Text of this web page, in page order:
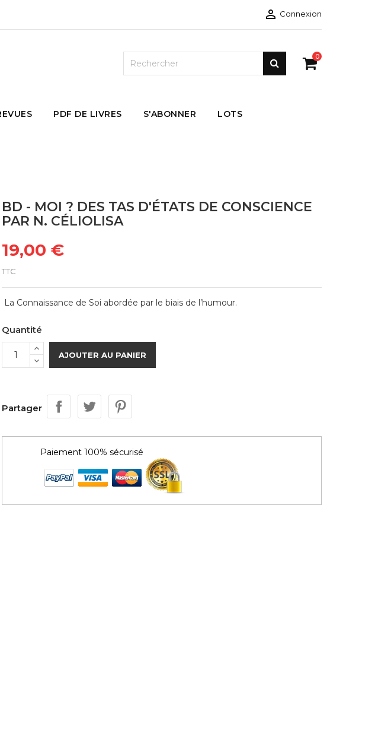
 Connexion
0
PDF DE LIVRES S'ABONNER LOTS
BD - MOI ? DES TAS D'ÉTATS DE CONSCIENCE
PAR N. CÉLIOLISA
19,00 €
TTC
La Connaissance de Soi abordée par le biais de l’humour.
Quantité
AJOUTER AU PANIER
Partager
Paiement 100% sécurisé